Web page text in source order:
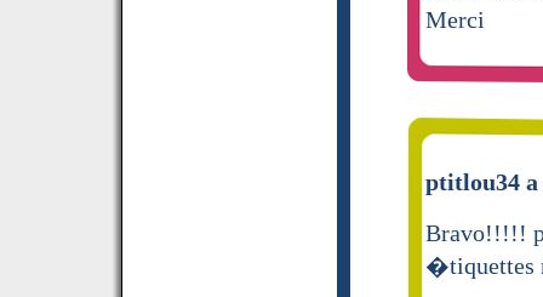
Merci
ptitlou34
Bravo!!!!!
�tiquettes